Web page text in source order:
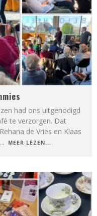
had ons uitgenodigd
te verzorgen. Dat
de Vries en Klaas
... MEER LEZEN...